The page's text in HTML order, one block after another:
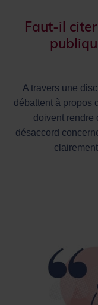
Faut-il
A travers une
débattent à propos
doivent rendre
désaccord